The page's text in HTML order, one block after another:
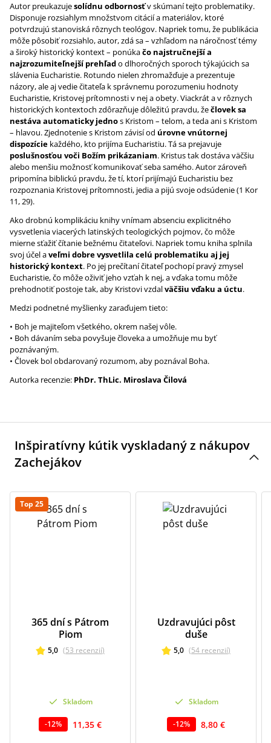
Autor preukazujesolídnu odbornosťv skúmaní tejto problematiky.
Disponuje rozsiahlym množstvom citácií a materiálov, ktoré
potvrdzujú stanoviská rôznych teológov. Napriek tomu, že publikácia
môže pôsobiť rozsiahlo, autor, zdá sa – vzhľadom na náročnosť témy
a široký historický kontext – ponúkačo najstručnejší a
najzrozumiteľnejší prehľado dlhoročných sporoch týkajúcich sa
slávenia Eucharistie. Rotundo nielen zhromažďuje a prezentuje
názory, ale aj vedie čitateľa k správnemu porozumeniu hodnoty
Eucharistie, Kristovej prítomnosti v nej a obety. Viackrát a v rôznych
historických kontextoch zdôrazňuje dôležitú pravdu, žečlovek sa
nestáva automaticky jednos Kristom – telom, a teda ani s Kristom
– hlavou. Zjednotenie s Kristom závisí od úrovne vnútornej
dispozície každého, kto prijíma Eucharistiu. Tá sa prejavuje
poslušnosťou voči Božím prikázaniam. Kristus tak dostáva väčšiu
alebo menšiu možnosť komunikovať seba samého. Autor zároveň
pripomína biblickú pravdu, že tí, ktorí prijímajú Eucharistiu bez
rozpoznania Kristovej prítomnosti, jedia a pijú svoje odsúdenie (1 Kor
11, 29).
Ako drobnú komplikáciu knihy vnímam absenciu explicitného
vysvetlenia viacerých latinských teologických pojmov, čo môže
mierne sťažiť čítanie bežnému čitateľovi. Napriek tomu kniha splnila
svoj účel aveľmi dobre vysvetlila celú problematiku aj jej
historický kontext. Po jej prečítaní čitateľ pochopí pravý zmysel
Eucharistie, čo môže oživiť jeho vzťah k nej, a vďaka tomu môže
prehodnotiť postoje tak, aby Kristovi vzdalväčšiu vďaku a úctu.
Medzi podnetné myšlienky zaraďujem tieto:
• Boh je majiteľom všetkého, okrem našej vôle.
• Boh dávaním seba povyšuje človeka a umožňuje mu byť
poznávaným.
• Človek bol obdarovaný rozumom, aby poznával Boha.
Autorka recenzie: PhDr. ThLic. Miroslava Čilová
Inšpiratívny kútik vyskladaný z nákupov
Zachejákov
Top 25
365 dní s Pátrom
Piom
5,0 (53 recenzií)
Skladom
-12% 11,35 €
Uzdravujúci pôst
duše
5,0 (54 recenzií)
Skladom
-12% 8,80 €